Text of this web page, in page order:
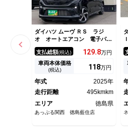
ダイハツ ムーヴ ＲＳ ラジ
オ オートエアコン 電子パー
キング ブレーキホールド シ
ガーソケット ＵＳＢソケッ
ト 革巻きハンドル ステリ
モ クルコン 両側パワースラ
支払総額(税込) 129.8万円
車両本体価格
(税込) 118万円
年式
2025年
走行距離
495kmkm
エリア
徳島県
あっぷる関西 徳島藍住店